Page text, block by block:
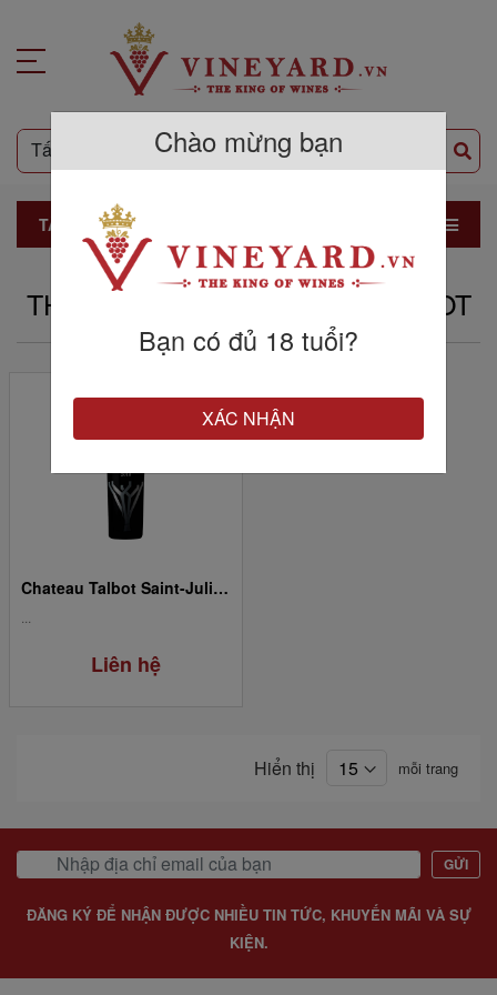
TẤT CẢ SẢN PHẨM
THƯƠNG HIỆU CHATEAU TALBOT
Chateau Talbot Saint-Julien Grand Cru Classe 1855- 2018
Liên hệ
Hiển thị mỗi trang
GỬI
ĐĂNG KÝ ĐỂ NHẬN ĐƯỢC NHIỀU TIN TỨC, KHUYẾN MÃI VÀ SỰ
KIỆN.
Chào mừng bạn
Bạn có đủ 18 tuổi?
XÁC NHẬN